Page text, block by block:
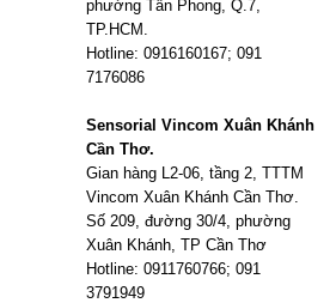
phường Tân Phong, Q.7,
TP.HCM.
Hotline: 0916160167; 091
7176086
Sensorial Vincom Xuân Khánh
Cần Thơ.
Gian hàng L2-06, tầng 2, TTTM
Vincom Xuân Khánh Cần Thơ.
Số 209, đường 30/4, phường
Xuân Khánh, TP Cần Thơ
Hotline: 0911760766; 091
3791949